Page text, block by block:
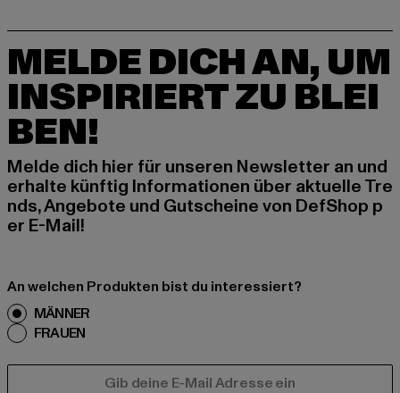
MELDE DICH AN, UM
INSPIRIERT ZU BLEI
BEN!
Melde dich hier für unseren Newsletter an und
erhalte künftig Informationen über aktuelle Tre
nds, Angebote und Gutscheine von DefShop p
er E-Mail!
An welchen Produkten bist du interessiert?
MÄNNER
FRAUEN